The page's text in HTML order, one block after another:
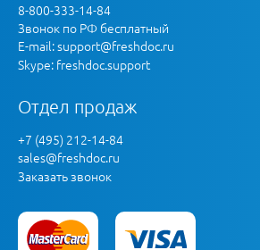
8-800-333-14-84
Звонок по РФ бесплатный
E-mail:support@freshdoc.ru
Skype: freshdoc.support
Отдел продаж
+7 (495) 212-14-84
sales@freshdoc.ru
Заказать звонок